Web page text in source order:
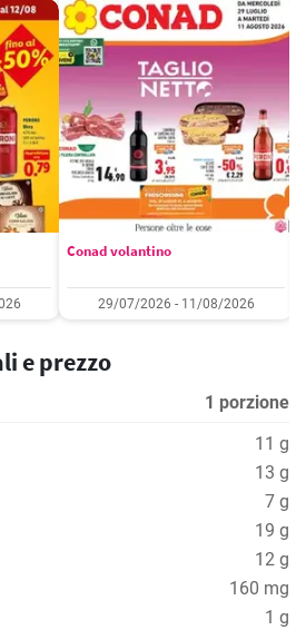
Conad volantino
29/07/2026 - 11/08/2026
e prezzo
1 porzione
11 g
13 g
7 g
19 g
12 g
160 mg
1 g